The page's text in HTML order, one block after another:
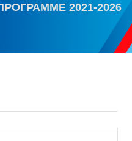
2021-2026